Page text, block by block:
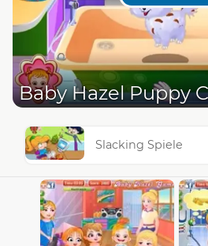
Baby Hazel Puppy
Slacking Spiele